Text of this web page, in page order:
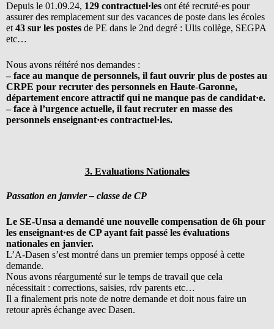
Depuis le 01.09.24, 129 contractuel·les ont été recruté·es pour
assurer des remplacement sur des vacances de poste dans les écoles
et 43 sur les postes de PE dans le 2nd degré : Ulis collège, SEGPA
etc…
Nous avons réitéré nos demandes :
– face au manque de personnels, il faut ouvrir plus de postes au
CRPE pour recruter des personnels en Haute-Garonne,
département encore attractif qui ne manque pas de candidat·e.
– face à l’urgence actuelle, il faut recruter en masse des
personnels enseignant·es contractuel·les.
3. Evaluations Nationales
Passation en janvier – classe de CP
Le SE-Unsa a demandé une nouvelle compensation de 6h pour
les enseignant·es de CP ayant fait passé les évaluations
nationales en janvier.
L’A-Dasen s’est montré dans un premier temps opposé à cette
demande.
Nous avons réargumenté sur le temps de travail que cela
nécessitait : corrections, saisies, rdv parents etc…
Il a finalement pris note de notre demande et doit nous faire un
retour après échange avec Dasen.